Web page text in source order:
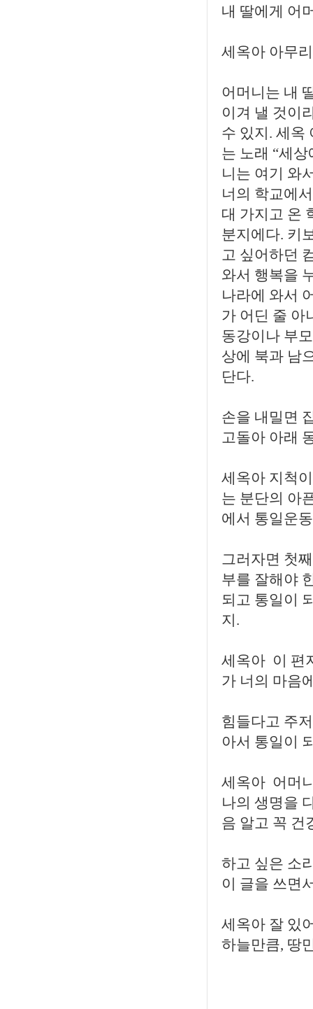
내 딸에게 어
세옥아 아무
어머니는 내
이겨 낼 것이
수 있지. 세옥
는 노래 “세
니는 여기 와
너의 학교에
대 가지고 온
분지에다. 키
고 싶어하던
와서 행복을
나라에 와서
가 어딘 줄 아
동강이나 부
상에 북과 남
단다.
손을 내밀면
고돌아 아래
세옥아 지척
는 분단의 아
에서 통일운
그러자면 첫
부를 잘해야
되고 통일이
지.
세옥아 이 편
가 너의 마음
힘들다고 주
아서 통일이
세옥아 어머
나의 생명을
음 알고 꼭 건
하고 싶은 소
이 글을 쓰면
세옥아 잘 있
하늘만큼, 땅